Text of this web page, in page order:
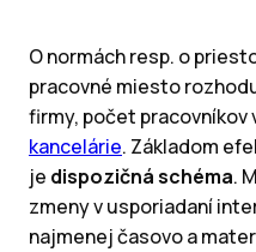
O normách resp. o
pracovné miesto
firmy, počet pracovníkov
kancelárie. Základom
je dispozičná schéma.
zmeny v usporiadaní
najmenej časovo a